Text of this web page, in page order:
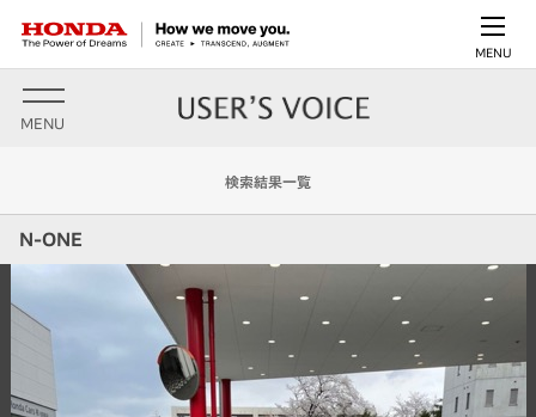
MENU
MENU
検索結果一覧
N-ONE